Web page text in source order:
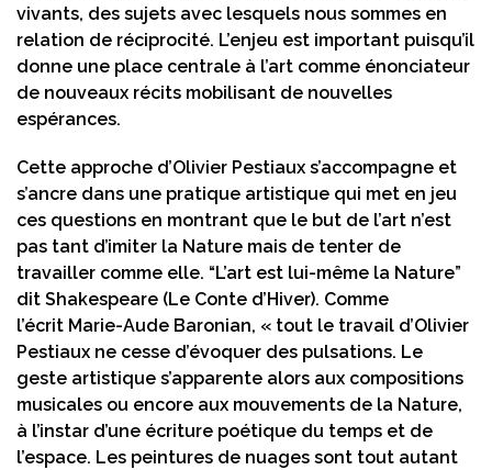
vivants, des sujets avec lesquels nous sommes en
relation de réciprocité. L’enjeu est important puisqu’il
donne une place centrale à l’art comme énonciateur
de nouveaux récits mobilisant de nouvelles
espérances.
Cette approche d’Olivier Pestiaux s’accompagne et
s’ancre dans une pratique artistique qui met en jeu
ces questions en montrant que le but de l’art n’est
pas tant d’imiter la Nature mais de tenter de
travailler comme elle. “L’art est lui-même la Nature”
dit Shakespeare (Le Conte d’Hiver). Comme
l’écrit Marie-Aude Baronian, « tout le travail d’Olivier
Pestiaux ne cesse d’évoquer des pulsations. Le
geste artistique s’apparente alors aux compositions
musicales ou encore aux mouvements de la Nature,
à l’instar d’une écriture poétique du temps et de
l’espace. Les peintures de nuages sont tout autant